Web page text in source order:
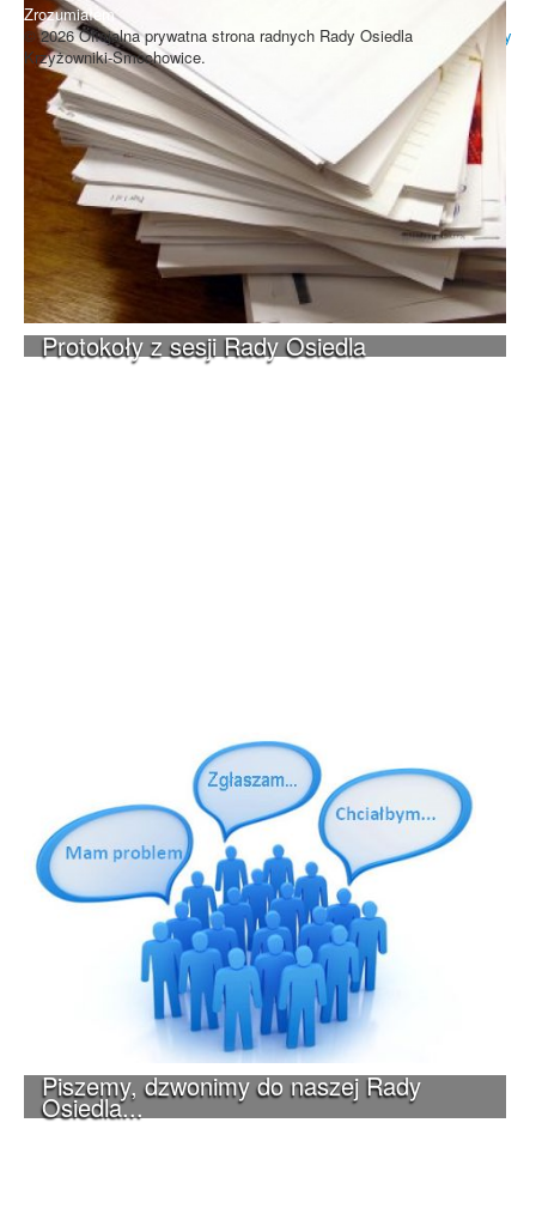
Protokoły z sesji Rady Osiedla
Piszemy, dzwonimy do naszej Rady
Osiedla...
Zrozumiałem
Do góry
© 2026 Oficjalna prywatna strona radnych Rady Osiedla
Krzyżowniki-Smochowice.